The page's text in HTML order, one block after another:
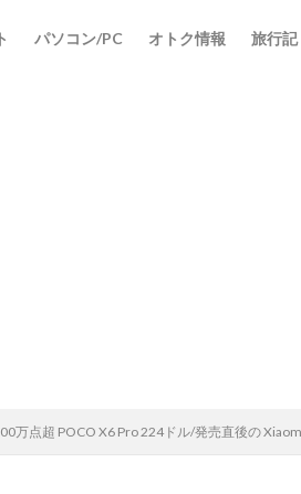
パソコン/PC オトク情報 旅行記
万点超 POCO X6 Pro 224ドル/発売直後の